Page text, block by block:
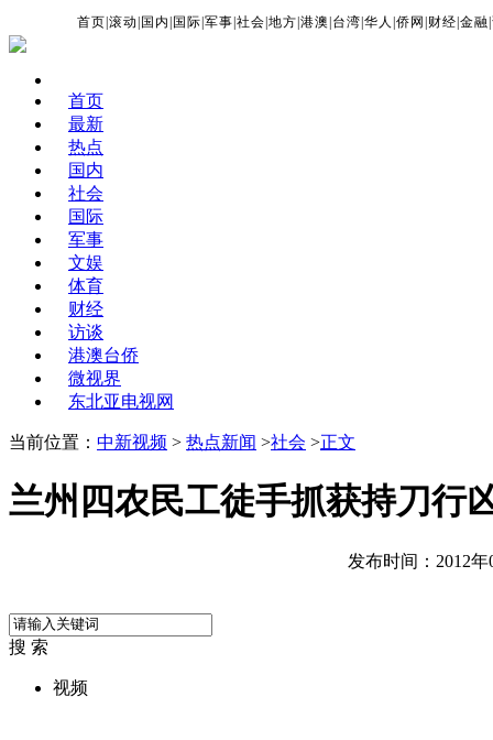
首页 |滚动 国内 国际 |军事 |社会 |地方 |港澳 台湾 |华人 |侨网 财经 |金融 |
首页
最新
热点
国内
社会
国际
军事
文娱
体育
财经
访谈
港澳台侨
微视界
东北亚电视网
当前位置： 中新视频 > 热点新闻 >社会 >正文
兰州四农民工徒手抓获持刀行
发布时间：2012年
搜 索
视频